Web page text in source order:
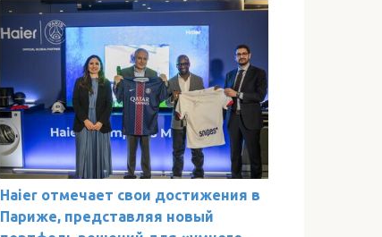
Haier отмечает свои достижения в
Париже, представляя новый